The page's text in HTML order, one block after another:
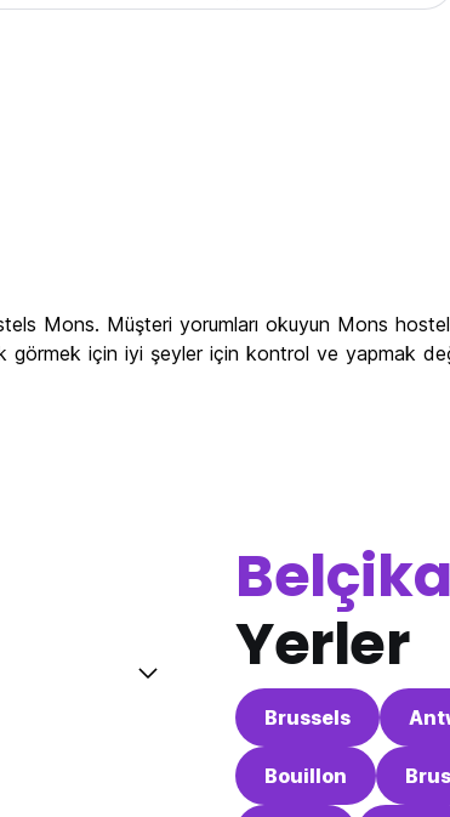
Mons. Müşteri yorumları okuyun Mons
için iyi şeyler için kontrol ve yapmak
Belçika
Yerler
Brussels
Bouillon